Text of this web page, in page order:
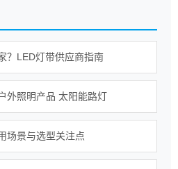
？LED灯带供应商指南
外照明产品 太阳能路灯
场景与选型关注点